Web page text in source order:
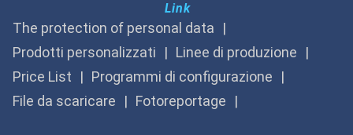
Link
The protection of personal data
Prodotti personalizzati
Linee di produzione
Price List
Programmi di configurazione
File da scaricare
Fotoreportage